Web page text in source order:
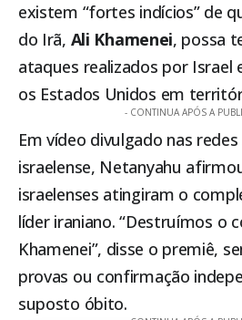
existem “fortes indícios” de
do Irã, Ali Khamenei, possa
ataques realizados por Israel
os Estados Unidos em
- CONTINUA APÓS A
Em vídeo divulgado nas
israelense, Netanyahu
israelenses atingiram o
líder iraniano. “Destruímos o
Khamenei”, disse o premiê,
provas ou confirmação
suposto óbito.